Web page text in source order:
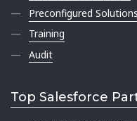
Preconfigured Solutions
Training
Audit
Top Salesforce